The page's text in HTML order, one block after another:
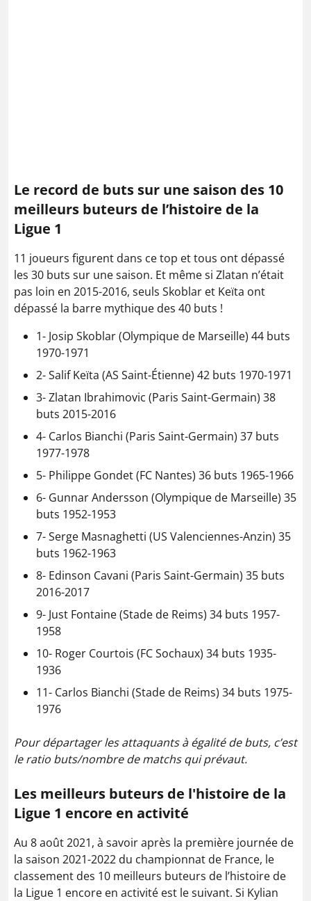
Le record de buts sur une saison des 10
meilleurs buteurs de l’histoire de la
Ligue 1
11 joueurs figurent dans ce top et tous ont dépassé
les 30 buts sur une saison. Et même si Zlatan n’était
pas loin en 2015-2016, seuls Skoblar et Keïta ont
dépassé la barre mythique des 40 buts !
1- Josip Skoblar (Olympique de Marseille) 44 buts
1970-1971
2- Salif Keïta (AS Saint-Étienne) 42 buts 1970-1971
3- Zlatan Ibrahimovic (Paris Saint-Germain) 38
buts 2015-2016
4- Carlos Bianchi (Paris Saint-Germain) 37 buts
1977-1978
5- Philippe Gondet (FC Nantes) 36 buts 1965-1966
6- Gunnar Andersson (Olympique de Marseille) 35
buts 1952-1953
7- Serge Masnaghetti (US Valenciennes-Anzin) 35
buts 1962-1963
8- Edinson Cavani (Paris Saint-Germain) 35 buts
2016-2017
9- Just Fontaine (Stade de Reims) 34 buts 1957-
1958
10- Roger Courtois (FC Sochaux) 34 buts 1935-
1936
11- Carlos Bianchi (Stade de Reims) 34 buts 1975-
1976
Pour départager les attaquants à égalité de buts, c’est
le ratio buts/nombre de matchs qui prévaut.
Les meilleurs buteurs de l'histoire de la
Ligue 1 encore en activité
Au 8 août 2021, à savoir après la première journée de
la saison 2021-2022 du championnat de France, le
classement des 10 meilleurs buteurs de l’histoire de
la Ligue 1 encore en activité est le suivant. Si Kylian